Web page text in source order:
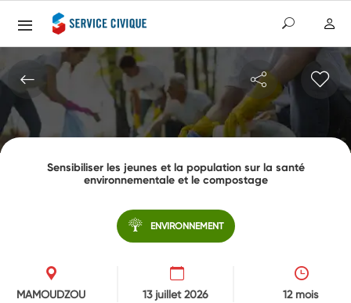
Sensibiliser les jeunes et la population sur la santé
environnementale et le compostage
ENVIRONNEMENT
MAMOUDZOU
13 juillet 2026 12 mois